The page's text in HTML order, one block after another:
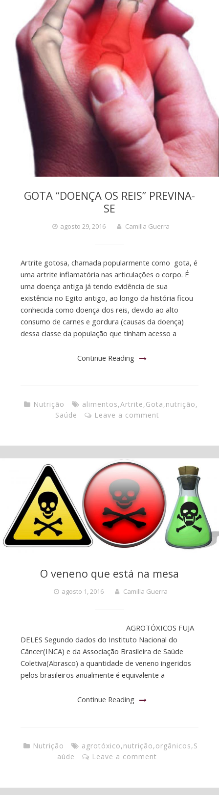
GOTA “DOENÇA OS REIS” PREVINA-
SE
agosto 29, 2016 Camilla Guerra
Artrite gotosa, chamada popularmente como gota, é
uma artrite inflamatória nas articulações o corpo. É
uma doença antiga já tendo evidência de sua
existência no Egito antigo, ao longo da história ficou
conhecida como doença dos reis, devido ao alto
consumo de carnes e gordura (causas da doença)
dessa classe da população que tinham acesso a
Continue Reading
Nutrição alimentos,Artrite,Gota,nutrição,
Saúde
Leave a comment
O veneno que está na mesa
agosto 1, 2016 Camilla Guerra
AGROTÓXICOS FUJA
DELES Segundo dados do Instituto Nacional do
Câncer(INCA) e da Associação Brasileira de Saúde
Coletiva(Abrasco) a quantidade de veneno ingeridos
pelos brasileiros anualmente é equivalente a
Continue Reading
Nutrição agrotóxico,nutrição,orgânicos,S
aúde
Leave a comment